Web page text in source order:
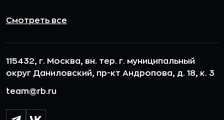
Смотреть все
115432, г. Москва, вн. тер. г. муниципальный
округ Даниловский, пр-кт Андропова, д. 18, к. 3
team@rb.ru